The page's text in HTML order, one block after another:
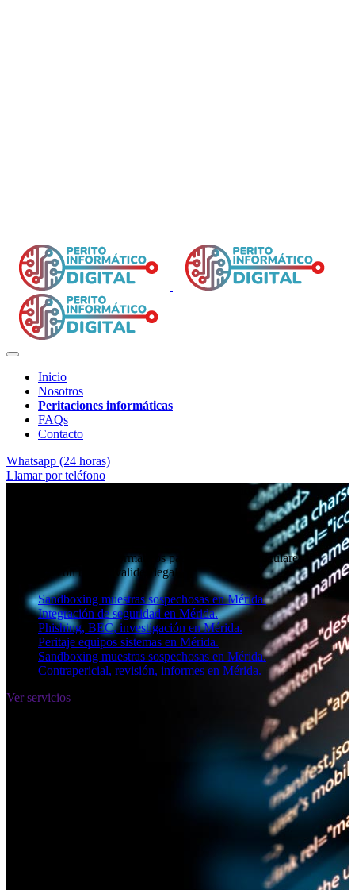
Inicio
Nosotros
Peritaciones informáticas
FAQs
Contacto
Whatsapp (24 horas)
Llamar por teléfono
Informes periciales informáticos para empresas, particulares y
abogados con toda la validez legal.
Sandboxing muestras sospechosas en Mérida.
Integración de seguridad en Mérida.
Phishing, BEC, investigación en Mérida.
Peritaje equipos sistemas en Mérida.
Sandboxing muestras sospechosas en Mérida.
Contrapericial, revisión, informes en Mérida.
Ver servicios